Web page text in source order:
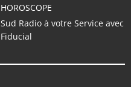
HOROSCOPE
Sud Radio à votre Service avec
Fiducial